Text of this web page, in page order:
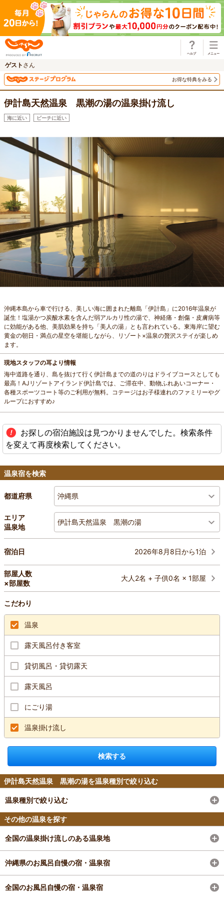
ゲスト さん
お得な特典をみる
伊計島天然温泉 黒潮の湯の温泉掛け流し
海に近い ビーチに近い
沖縄本島から車で行ける、美しい海に囲まれた離島「伊計島」に2016年温泉が
誕生！塩湯かつ炭酸水素を含んだ弱アルカリ性の湯で、神経痛・創傷・皮膚病等
に効能がある他、美肌効果を持ち「美人の湯」とも言われている。東海岸に望む
黄金の朝日・満点の星空を堪能しながら、リゾート×温泉の贅沢ステイが楽しめ
ます。
現地スタッフの耳より情報
海中道路を通り、島を抜けて行く伊計島までの道のりはドライブコースとしても
最高！AJリゾートアイランド伊計島では、ご滞在中、動物ふれあいコーナー・
各種スポーツコート等のご利用が無料。コテージはお子様連れのファミリーやグ
ループにおすすめ♪
お探しの宿泊施設は見つかりませんでした。検索条件
を変えて再度検索してください。
温泉宿を検索
都道府県 沖縄県
エリア
温泉地
伊計島天然温泉 黒潮の湯
宿泊日 2026年8月8日から1泊
部屋人数
×部屋数
大人2名 + 子供0名 × 1部屋
こだわり
温泉
露天風呂付き客室
貸切風呂・貸切露天
露天風呂
にごり湯
温泉掛け流し
検索する
伊計島天然温泉 黒潮の湯を温泉種別で絞り込む
温泉種別で絞り込む
その他の温泉を探す
全国の温泉掛け流しのある温泉地
沖縄県のお風呂自慢の宿・温泉宿
全国のお風呂自慢の宿・温泉宿